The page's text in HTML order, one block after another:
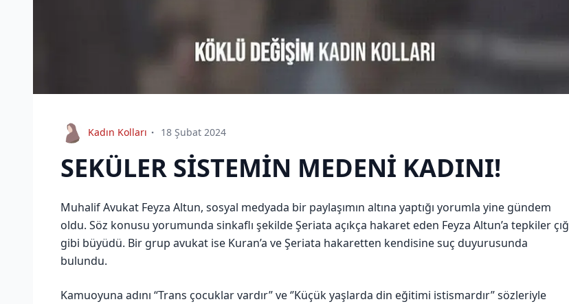
Kadın Kolları 18 Şubat 2024
SEKÜLER SİSTEMİN MEDENİ KADINI!
Muhalif Avukat Feyza Altun, sosyal medyada bir paylaşımın altına yaptığı yorumla yine gündem
oldu. Söz konusu yorumunda sinkaflı şekilde Şeriata açıkça hakaret eden Feyza Altun’a tepkiler çığ
gibi büyüdü. Bir grup avukat ise Kuran’a ve Şeriata hakaretten kendisine suç duyurusunda
bulundu.
Kamuoyuna adını “Trans çocuklar vardır” ve ‘’Küçük yaşlarda din eğitimi istismardır” sözleriyle